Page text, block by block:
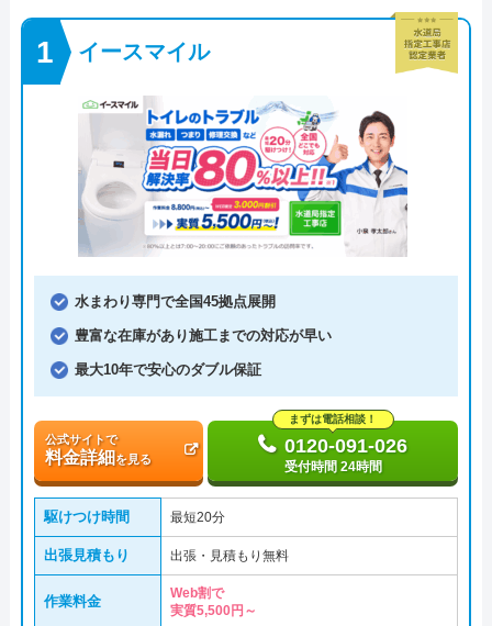
イースマイル
水まわり専門で全国45拠点展開
豊富な在庫があり施工までの対応が早い
最大10年で安心のダブル保証
公式サイトで
料金詳細 を見る
まずは電話相談！
0120-091-026
受付時間 24時間
駆けつけ時間 最短20分
出張見積もり 出張・見積もり無料
作業料金
Web割で
実質5,500円～